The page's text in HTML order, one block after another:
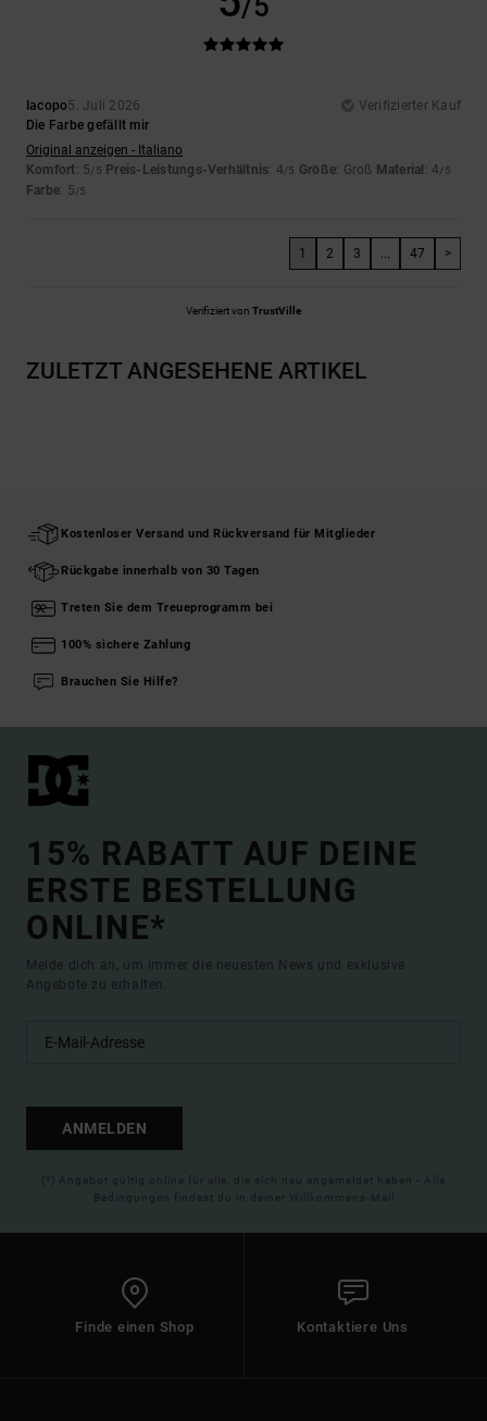
Iacopo5. Juli 2026
Verifizierter Kauf
Die Farbe gefällt mir
Original anzeigen - Italiano
Komfort: 5/5 Preis-Leistungs-Verhältnis: 4/5 Größe: Groß Material : 4/5
Farbe: 5/5
1 2 3 ... 47 >
Verifiziert von TrustVille
ZULETZT ANGESEHENE ARTIKEL
Kostenloser Versand und Rückversand für Mitglieder
Rückgabe innerhalb von 30 Tagen
Treten Sie dem Treueprogramm bei
100% sichere Zahlung
Brauchen Sie Hilfe?
15% RABATT AUF DEINE
ERSTE BESTELLUNG
ONLINE*
Melde dich an, um immer die neuesten News und exklusive
Angebote zu erhalten.
ANMELDEN
(*) Angebot gültig online für alle, die sich neu angemeldet haben - Alle
Bedingungen findest du in deiner Willkommens-Mail
Finde einen Shop Kontaktiere Uns